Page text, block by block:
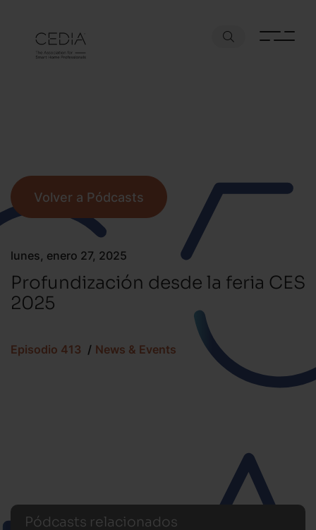
lunes, enero 27, 2025
Profundización desde la feria CES
2025
Episodio 413 News & Events
Volver a Pódcasts
Pódcasts relacionados